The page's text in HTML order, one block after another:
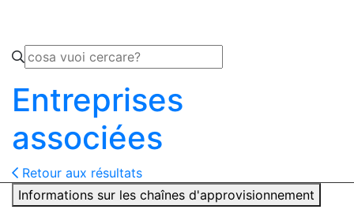
Entreprises
associées
Retour aux résultats
Informations sur les chaînes d'approvisionnement